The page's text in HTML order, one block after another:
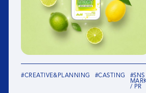
#CREATIVE&PLANNING #CASTING
#SNS
/ PR